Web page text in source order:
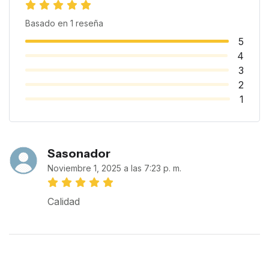
Basado en 1 reseña
5
4
3
2
1
Sasonador
Noviembre 1, 2025 a las 7:23 p. m.
Calidad